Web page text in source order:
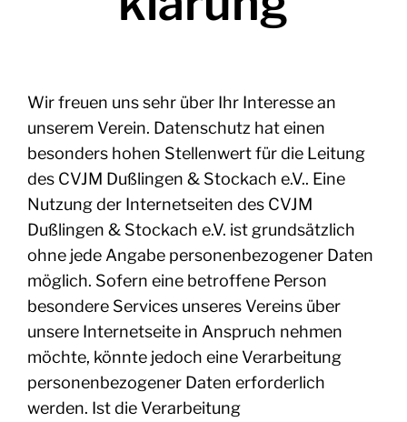
Wir freuen uns sehr über Ihr Interesse an
unserem Verein. Datenschutz hat einen
besonders hohen Stellenwert für die Leitung
des CVJM Dußlingen & Stockach e.V.. Eine
Nutzung der Internetseiten des CVJM
Dußlingen & Stockach e.V. ist grundsätzlich
ohne jede Angabe personenbezogener Daten
möglich. Sofern eine betroffene Person
besondere Services unseres Vereins über
unsere Internetseite in Anspruch nehmen
möchte, könnte jedoch eine Verarbeitung
personenbezogener Daten erforderlich
werden. Ist die Verarbeitung